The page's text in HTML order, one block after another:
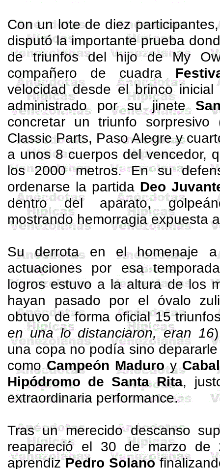
Con un lote de diez
disputó la importante prueba
de triunfos del hijo deMy
compañero de cuadra
velocidad desde el brinco inicial
administrado por su jinete
concretar un triunfo sorpresivo
Classic Parts, Paso Alegre y
a unos 8 cuerpos del vencedor,
los 2000 metros. En su
ordenarse la partida Deo
dentro del aparato,
mostrando hemorragia expuesta
Su derrota en el homenaje
actuaciones por esa
logros estuvo a la altura de los
hayan pasado por el óvalo
obtuvo de forma oficial 15
en una lo distanciaron, eran 16
una copa no podía sino
comoCampeón Maduroy
Hipódromo de Santa Rita,
extraordinaria performance.
Tras un merecido descanso
reapareció el 30 de marzo
aprendizPedro Solano